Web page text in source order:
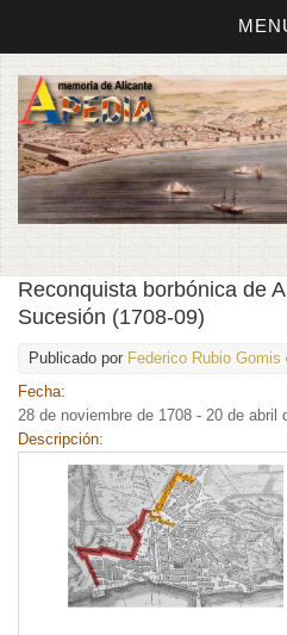
Reconquista borbónica de
Sucesión (1708-09)
Publicado por Federico Rubio Gomis
Fecha:
28 de noviembre de 1708 - 20 de abril
Descripción: